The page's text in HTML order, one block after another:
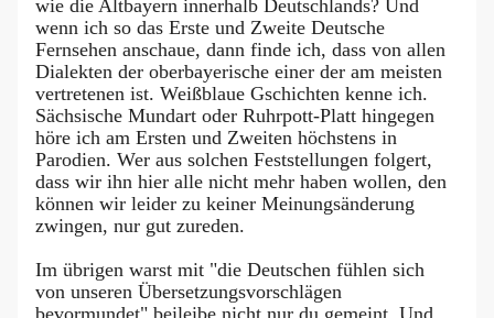
wie die Altbayern innerhalb Deutschlands? Und
wenn ich so das Erste und Zweite Deutsche
Fernsehen anschaue, dann finde ich, dass von allen
Dialekten der oberbayerische einer der am meisten
vertretenen ist. Weißblaue Gschichten kenne ich.
Sächsische Mundart oder Ruhrpott-Platt hingegen
höre ich am Ersten und Zweiten höchstens in
Parodien. Wer aus solchen Feststellungen folgert,
dass wir ihn hier alle nicht mehr haben wollen, den
können wir leider zu keiner Meinungsänderung
zwingen, nur gut zureden.
Im übrigen warst mit "die Deutschen fühlen sich
von unseren Übersetzungsvorschlägen
bevormundet" beileibe nicht nur du gemeint. Und